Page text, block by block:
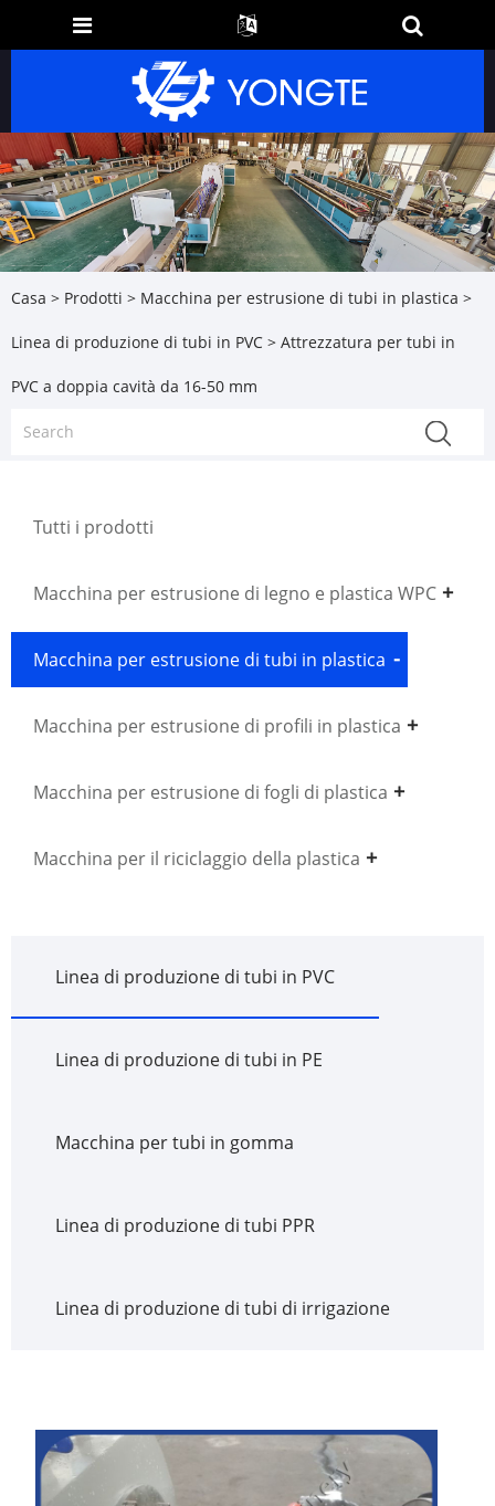
Casa > Prodotti > Macchina per estrusione di tubi in plastica >
Linea di produzione di tubi in PVC > Attrezzatura per tubi in
PVC a doppia cavità da 16-50 mm
Tutti i prodotti
Macchina per estrusione di legno e plastica WPC
Macchina per estrusione di tubi in plastica
Macchina per estrusione di profili in plastica
Macchina per estrusione di fogli di plastica
Macchina per il riciclaggio della plastica
Linea di produzione di tubi in PVC
Linea di produzione di tubi in PE
Macchina per tubi in gomma
Linea di produzione di tubi PPR
Linea di produzione di tubi di irrigazione